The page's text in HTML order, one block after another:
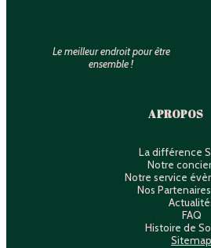
Le meilleur endroit pour être
ensemble !
A PROPOS
La différence
Notre
Notre service
Nos
FAQ
Histoire de
Sitemap